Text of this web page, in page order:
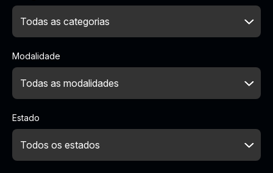
Modalidade
Estado